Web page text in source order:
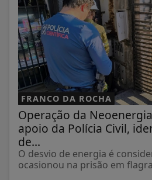
FRANCO DA ROCHA
Operação da
apoio da Polícia Civil,
de...
O desvio de energia é
ocasionou na prisão em